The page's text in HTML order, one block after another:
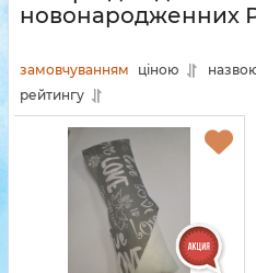
новонародженних
замовчуванням ціною
рейтингу